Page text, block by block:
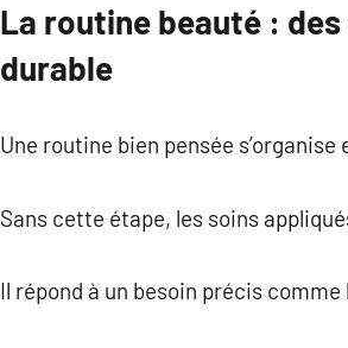
La routine beauté :
durable
Une routine bien pensée
Sans cette étape, les soins
Il répond à un besoin précis